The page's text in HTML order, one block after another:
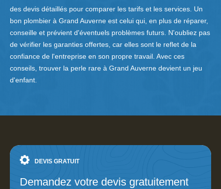
des devis détaillés pour comparer les tarifs et les services. Un
bon plombier à Grand Auverne est celui qui, en plus de réparer,
conseille et prévient d'éventuels problèmes futurs. N'oubliez pas
de vérifier les garanties offertes, car elles sont le reflet de la
confiance de l'entreprise en son propre travail. Avec ces
conseils, trouver la perle rare à Grand Auverne devient un jeu
d'enfant.
DEVIS GRATUIT
Demandez votre devis gratuitement